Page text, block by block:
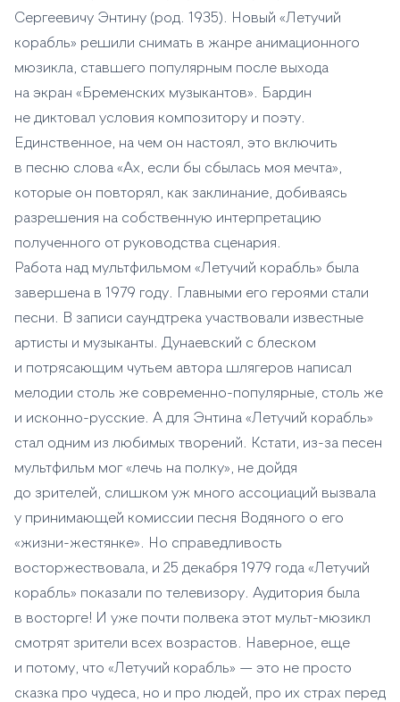
Сергеевичу Энтину (род. 1935). Новый «Летучий
корабль» решили снимать в жанре анимационного
мюзикла, ставшего популярным после выхода
на экран «Бременских музыкантов». Бардин
не диктовал условия композитору и поэту.
Единственное, на чем он настоял, это включить
в песню слова «Ах, если бы сбылась моя мечта»,
которые он повторял, как заклинание, добиваясь
разрешения на собственную интерпретацию
полученного от руководства сценария.
Работа над мультфильмом «Летучий корабль» была
завершена в 1979 году. Главными его героями стали
песни. В записи саундтрека участвовали известные
артисты и музыканты. Дунаевский с блеском
и потрясающим чутьем автора шлягеров написал
мелодии столь же современно-популярные, столь же
и исконно-русские. А для Энтина «Летучий корабль»
стал одним из любимых творений. Кстати, из-за песен
мультфильм мог «лечь на полку», не дойдя
до зрителей, слишком уж много ассоциаций вызвала
у принимающей комиссии песня Водяного о его
«жизни-жестянке». Но справедливость
восторжествовала, и 25 декабря 1979 года «Летучий
корабль» показали по телевизору. Аудитория была
в восторге! И уже почти полвека этот мульт-мюзикл
смотрят зрители всех возрастов. Наверное, еще
и потому, что «Летучий корабль» — это не просто
сказка про чудеса, но и про людей, про их страх перед